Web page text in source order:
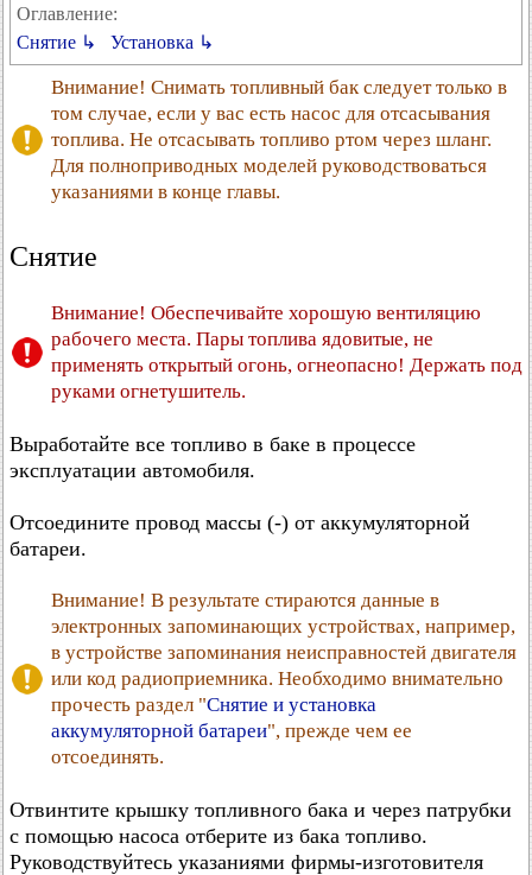
Оглавление:
Снятие ↳
Установка ↳
Внимание! Снимать топливный бак следует только в
том случае, если у вас есть насос для отсасывания
топлива. Не отсасывать топливо ртом через шланг.
Для полноприводных моделей руководствоваться
указаниями в конце главы.
Снятие
Внимание! Обеспечивайте хорошую вентиляцию
рабочего места. Пары топлива ядовитые, не
применять открытый огонь, огнеопасно! Держать под
руками огнетушитель.
Выработайте все топливо в баке в процессе
эксплуатации автомобиля.
Отсоедините провод массы (-) от аккумуляторной
батареи.
Внимание! В результате стираются данные в
электронных запоминающих устройствах, например,
в устройстве запоминания неисправностей двигателя
или код радиоприемника. Необходимо внимательно
прочесть раздел "Снятие и установка
аккумуляторной батареи", прежде чем ее
отсоединять.
Отвинтите крышку топливного бака и через патрубки
с помощью насоса отберите из бака топливо.
Руководствуйтесь указаниями фирмы-изготовителя